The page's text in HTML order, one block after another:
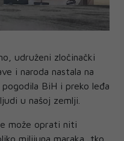
udruženi zločinački
i naroda nastala na
BiH i preko leđa
u našoj zemlji.
može oprati niti
milijuna maraka, tko